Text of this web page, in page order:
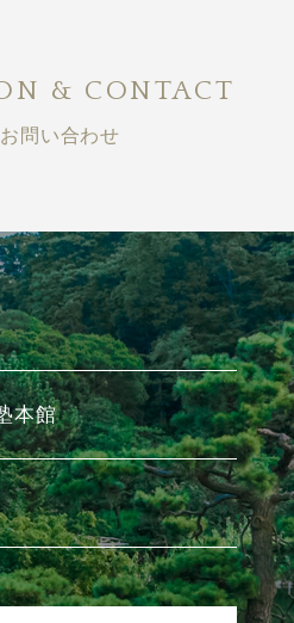
& CONTACT
問い合わせ
本館